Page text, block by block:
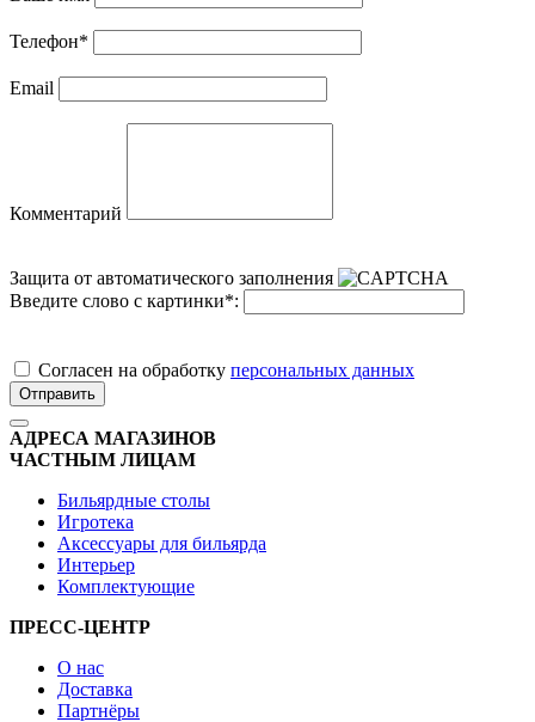
Телефон*
Email
Комментарий
Защита от автоматического заполнения
Введите слово с картинки*:
Cогласен на обработку персональных данных
Отправить
АДРЕСА МАГАЗИНОВ
ЧАСТНЫМ ЛИЦАМ
Бильярдные столы
Игротека
Аксессуары для бильярда
Интерьер
Комплектующие
ПРЕСС-ЦЕНТР
О нас
Доставка
Партнёры